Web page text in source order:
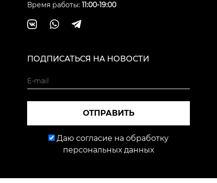
Время работы: 11:00-19:00
ПОДПИСАТЬСЯ НА НОВОСТИ
ОТПРАВИТЬ
Даю согласие на обработку
персональных данных